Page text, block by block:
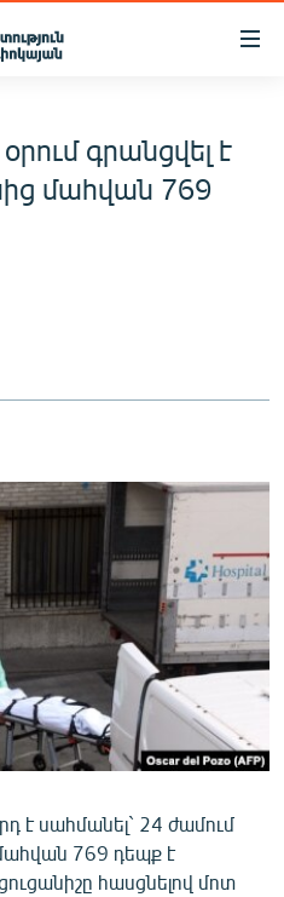
գրանցվել է
մահվան 769
է սահմանել` 24 ժամում
769 դեպք է
հասցնելով մոտ